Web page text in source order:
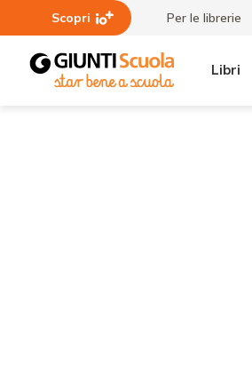
Scopri Per le librerie
Libri